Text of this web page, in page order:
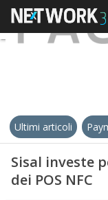
Ultimi articoli
Sisal investe
dei POS NFC